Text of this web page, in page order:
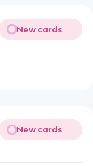
New cards
New cards